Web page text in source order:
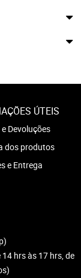
ÚTEIS
Devoluções
dos produtos
e Entrega
hrs às 17 hrs, de